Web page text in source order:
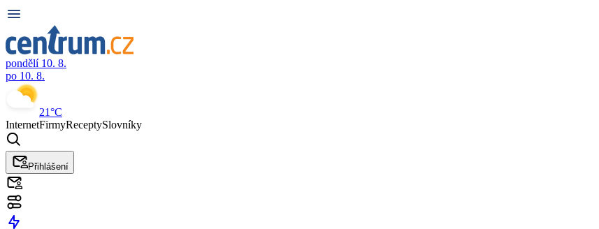
pondělí 10. 8.
po 10. 8.
21°C
InternetFirmyReceptySlovníky
Přihlášení